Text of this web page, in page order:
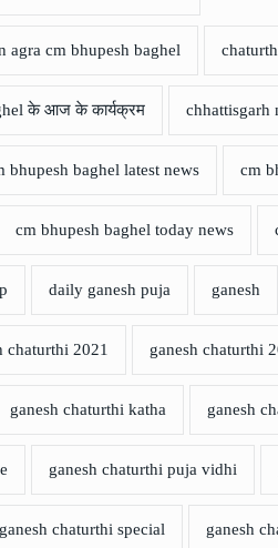
agra cm bhupesh baghel
के आज के कार्यक्रम chhattisgarh
bhupesh baghel latest news cm
cm bhupesh baghel today news
daily ganesh puja ganesh
chaturthi 2021 ganesh chaturthi
ganesh chaturthi katha ganesh
ganesh chaturthi puja vidhi
ganesh chaturthi special ganesh